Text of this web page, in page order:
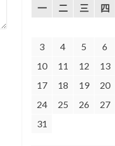
一 二 三 四
3
4 5 6
10
11 12 13
17
18 19 20
24
25 26 27
31